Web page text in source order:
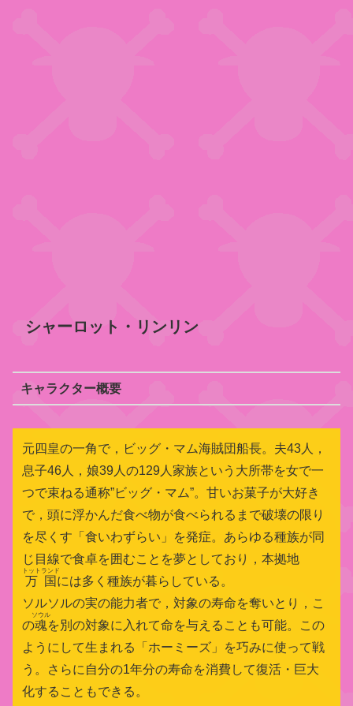
シャーロット・リンリン
キャラクター概要
元四皇の一角で，ビッグ・マム海賊団船長。夫43人，
息子46人，娘39人の129人家族という大所帯を女で一
つで束ねる通称”ビッグ・マム”。甘いお菓子が大好き
で，頭に浮かんだ食べ物が食べられるまで破壊の限り
を尽くす「食いわずらい」を発症。あらゆる種族が同
じ目線で食卓を囲むことを夢としており，本拠地
万国
トットランド
には多く種族が暮らしている。
ソルソルの実の能力者で，対象の寿命を奪いとり，こ
の魂
ソウル
を別の対象に入れて命を与えることも可能。この
ようにして生まれる「ホーミーズ」を巧みに使って戦
う。さらに自分の1年分の寿命を消費して復活・巨大
化することもできる。